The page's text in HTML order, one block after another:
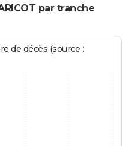
par tranche
de décès (source :